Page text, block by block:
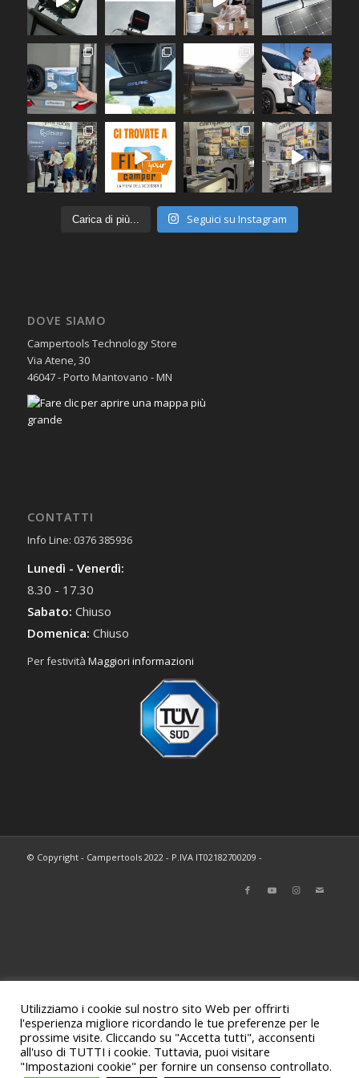
Carica di più... Seguici su Instagram
DOVE SIAMO
Campertools Technology Store
Via Atene, 30
46047 - Porto Mantovano - MN
CONTATTI
Info Line: 0376 385936
Lunedì - Venerdì:
8.30 - 17.30
Sabato: Chiuso
Domenica: Chiuso
Per festività Maggiori informazioni
© Copyright - Campertools 2022 - P.IVA IT02182700209 -
Utilizziamo i cookie sul nostro sito Web per offrirti
l'esperienza migliore ricordando le tue preferenze per le
prossime visite. Cliccando su "Accetta tutti", acconsenti
all'uso di TUTTI i cookie. Tuttavia, puoi visitare
"Impostazioni cookie" per fornire un consenso controllato.